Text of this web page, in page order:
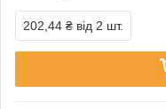
202,44 ₴ від 2 шт.